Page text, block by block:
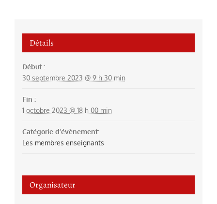
Détails
Début :
30 septembre 2023 @ 9 h 30 min
Fin :
1 octobre 2023 @ 18 h 00 min
Catégorie d’évènement:
Les membres enseignants
Organisateur